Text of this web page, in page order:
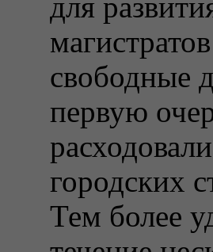
для
свободные
первую
городских
Тем более